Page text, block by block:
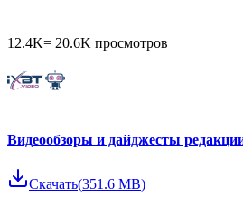
12.4K= 20.6K просмотров
Видеообзоры и дайджесты
Скачать(351.6 MB)